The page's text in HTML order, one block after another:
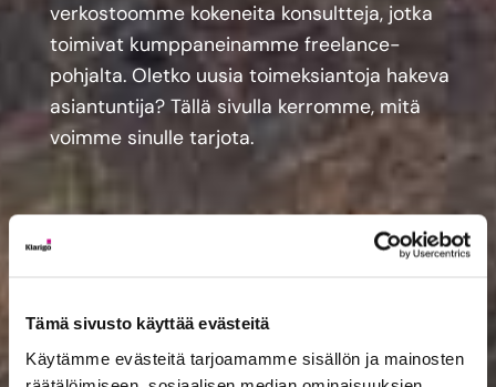
Tämä sivusto käyttää evästeitä
Käytämme evästeitä tarjoamamme sisällön ja mainosten
verkostoomme kokeneita konsultteja, jotka
toimivat kumppaneinamme freelance-
pohjalta. Oletko uusia toimeksiantoja hakeva
asiantuntija? Tällä sivulla kerromme, mitä
voimme sinulle tarjota.